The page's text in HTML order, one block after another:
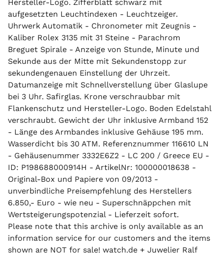
Hersteller-Logo. Zifferblatt schwarz mit
aufgesetzten Leuchtindexen - Leuchtzeiger.
Uhrwerk Automatik - Chronometer mit Zeugnis -
Kaliber Rolex 3135 mit 31 Steine - Parachrom
Breguet Spirale - Anzeige von Stunde, Minute und
Sekunde aus der Mitte mit Sekundenstopp zur
sekundengenauen Einstellung der Uhrzeit.
Datumanzeige mit Schnellverstellung über Glaslupe
bei 3 Uhr. Safirglas. Krone verschraubbar mit
Flankenschutz und Hersteller-Logo. Boden Edelstahl
verschraubt. Gewicht der Uhr inklusive Armband 152
- Länge des Armbandes inklusive Gehäuse 195 mm.
Wasserdicht bis 30 ATM. Referenznummer 116610 LN
- Gehäusenummer 3332E6Z2 - LC 200 / Greece EU -
ID: P198688000914H - ArtikelNr: 100000018638 -
Original-Box und Papiere von 09/2013 -
unverbindliche Preisempfehlung des Herstellers
6.850,- Euro - wie neu - Superschnäppchen mit
Wertsteigerungspotenzial - Lieferzeit sofort.
Please note that this archive is only available as an
information service for our customers and the items
shown are NOT for sale! watch.de + Juwelier Ralf